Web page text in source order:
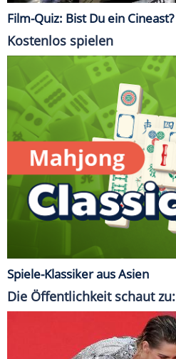
Film-Quiz: Bist Du ein Cineast?
Kostenlos spielen
Spiele-Klassiker aus Asien
Die Öffentlichkeit schaut zu: